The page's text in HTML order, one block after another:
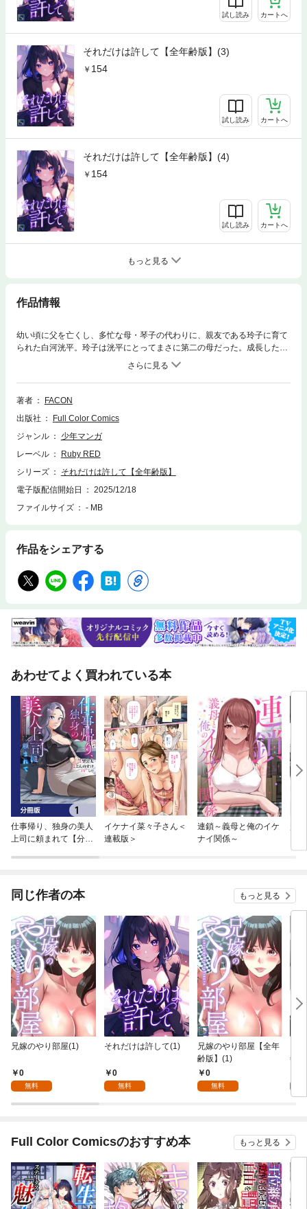
試し読み カートへ
それだけは許して【全年齢版】(3)
154
試し読み カートへ
それだけは許して【全年齢版】(4)
154
試し読み カートへ
もっと見る
作品情報
幼い頃に父を亡くし、多忙な母・琴子の代わりに、親友である玲子に育て
られた白河洸平。玲子は洸平にとってまさに第二の母だった。成長した洸
平は大学の舞踊学科に進学する。夏休みに入り、専攻を活かせる舞踊講師
のアルバイトに採用された洸平だったが、通勤距離が長く、部屋を借りる
余裕もない。そこで彼は親友であり玲子の息子である太陽に相談を持ちか
ける。太陽は快く自分の家での同居を提案し、両親も温かく迎え入れてく
平が幼い頃と変わらず、若々しく美しい姿だった。新たな環境で、洸平の
新生活が始まる。※こちらは同一タイトルの全年齢版です。重複購入にご
著者
FACON
出版社
Full Color Comics
ジャンル
少年マンガ
レーベル
Ruby RED
シリーズ
それだけは許して【全年齢版】
電子版配信開始日
2025/12/18
ファイルサイズ
- MB
作品をシェアする
あわせてよく買われている本
仕事帰り、独身の美人
上司に頼まれて【分冊
イケナイ菜々子さん＜
連載版＞
連鎖～義母と俺のイケ
ナイ関係～
同じ作者の本 もっと見る
兄嫁のやり部屋(1)
0
無料
それだけは許して(1)
0
無料
兄嫁のやり部屋【全年
齢版】(1)
0
無料
年
Full Color Comicsのおすすめ本 もっと見る